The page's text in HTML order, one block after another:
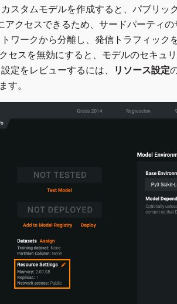
スタムモデルを作成すると、パブリッ
アクセスできるため、サードパーティ
ワークから分離し、発信トラフィック
セスを無効にすると、モデルのセキュ
定をレビューするには、
リソース設定
す。